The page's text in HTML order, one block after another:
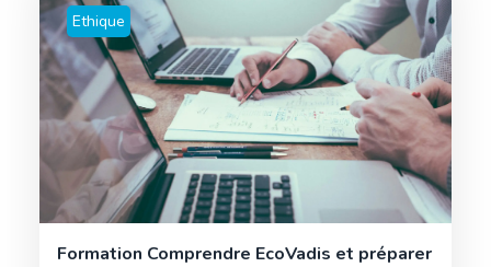
Ethique
Formation Comprendre EcoVadis et préparer